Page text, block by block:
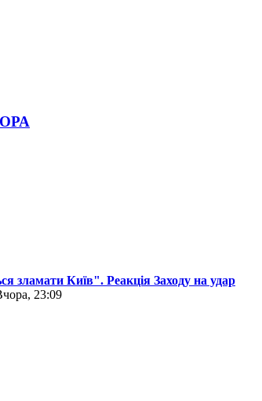
зламати Київ". Реакція Заходу на удар
23:09